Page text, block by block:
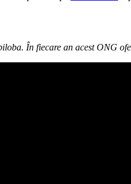
În fiecare an acest ONG